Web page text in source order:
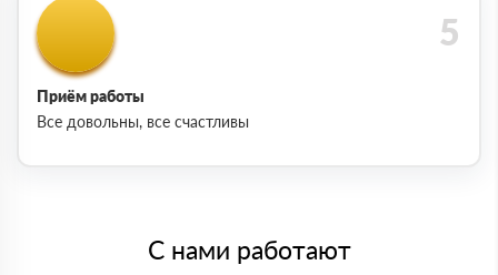
Приём работы
Все довольны, все счастливы
С нами работают